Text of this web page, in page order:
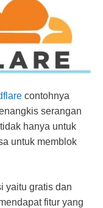
contohnya
serangan
hanya untuk
untuk memblok
yaitu gratis dan
fitur yang